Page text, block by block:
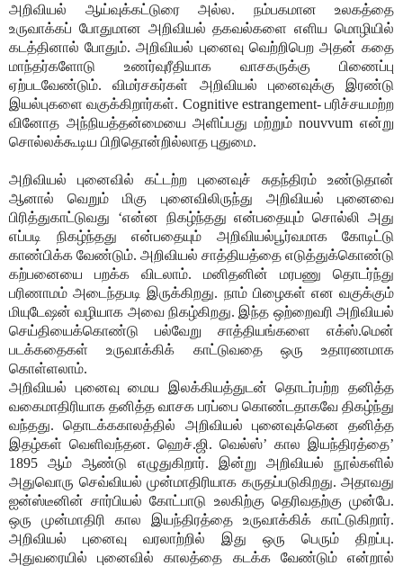
அறிவியல் ஆய்வுக்கட்டுரை அல்ல. நம்பகமான உலகத்தை
உருவாக்கப் போதுமான அறிவியல் தகவல்களை எளிய மொழியில்
கடத்தினால் போதும். அறிவியல் புனைவு வெற்றிபெற அதன் கதை
மாந்தர்களோடு உணர்வுரீதியாக வாசகருக்கு பிணைப்பு
ஏற்படவேண்டும். விமர்சகர்கள் அறிவியல் புனைவுக்கு இரண்டு
இயல்புகளை வகுக்கிறார்கள். Cognitive estrangement- பரிச்சயமற்ற
வினோத அந்நியத்தன்மையை அளிப்பது மற்றும் nouvvum என்று
சொல்லக்கூடிய பிறிதொன்றில்லாத புதுமை.
அறிவியல் புனைவில் கட்டற்ற புனைவுச் சுதந்திரம் உண்டுதான்
ஆனால் வெறும் மிகு புனைவிலிருந்து அறிவியல் புனைவை
பிரித்துகாட்டுவது ‘என்ன நிகழ்ந்தது என்பதையும் சொல்லி அது
எப்படி நிகழ்ந்தது என்பதையும் அறிவியல்பூர்வமாக கோடிட்டு
காண்பிக்க வேண்டும். அறிவியல் சாத்தியத்தை எடுத்துக்கொண்டு
கற்பனையை பறக்க விடலாம். மனிதனின் மரபணு தொடர்ந்து
பரிணாமம் அடைந்தபடி இருக்கிறது. நாம் பிழைகள் என வகுக்கும்
மியுடேஷன் வழியாக அவை நிகழ்கிறது. இந்த ஒற்றைவரி அறிவியல்
செய்தியைக்கொண்டு பல்வேறு சாத்தியங்களை எக்ஸ்.மென்
படக்கதைகள் உருவாக்கிக் காட்டுவதை ஒரு உதாரணமாக
கொள்ளலாம்.
அறிவியல் புனைவு மைய இலக்கியத்துடன் தொடர்பற்ற தனித்த
வகைமாதிரியாக தனித்த வாசக பரப்பை கொண்டதாகவே திகழ்ந்து
வந்தது. தொடக்ககாலத்தில் அறிவியல் புனைவுக்கென தனித்த
இதழ்கள் வெளிவந்தன. ஹெச்.ஜி. வெல்ஸ்’ கால இயந்திரத்தை’
1895 ஆம் ஆண்டு எழுதுகிறார். இன்று அறிவியல் நூல்களில்
அதுவொரு செவ்வியல் முன்மாதிரியாக கருதப்படுகிறது. அதாவது
ஐன்ஸ்டீனின் சார்பியல் கோட்பாடு உலகிற்கு தெரிவதற்கு முன்பே.
ஒரு முன்மாதிரி கால இயந்திரத்தை உருவாக்கிக் காட்டுகிறார்.
அறிவியல் புனைவு வரலாற்றில் இது ஒரு பெரும் திறப்பு.
அதுவரையில் புனைவில் காலத்தை கடக்க வேண்டும் என்றால்